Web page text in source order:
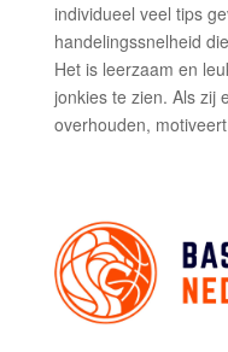
individueel veel tips
handelingssnelheid
Het is leerzaam en
jonkies te zien. Als zij
overhouden,